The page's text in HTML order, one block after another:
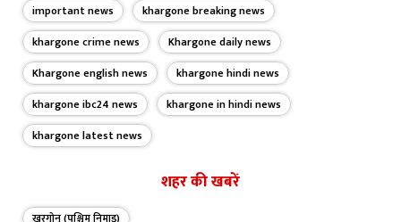
important news
khargone breaking news
khargone crime news
Khargone daily news
Khargone english news
khargone hindi news
khargone ibc24 news
khargone in hindi news
khargone latest news
शहर की खबरें
खरगोन (पश्चिम निमाड़)